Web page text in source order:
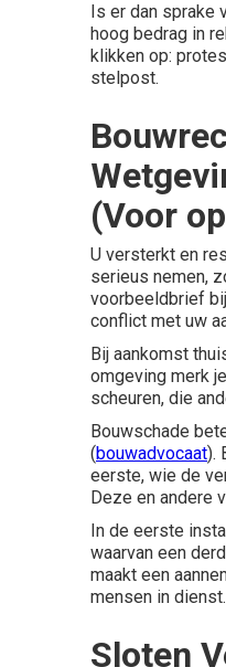
Is er dan sprake
hoog bedrag in
klikken op:
stelpost.
(Voor
U versterkt en
serieus nemen,
voorbeeldbrief
conflict met uw
Bij aankomst
omgeving merk
scheuren, die
Bouwschade
(bouwadvocaat).
eerste, wie de
Deze en andere
In de eerste
waarvan een
maakt een
mensen in dienst.
Sloten